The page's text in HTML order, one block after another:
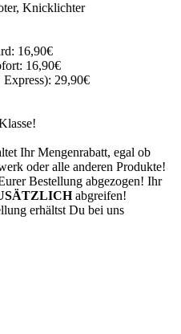
Knicklichter
16,90€
16,90€
29,90€
Ihr Mengenrabatt, egal ob
oder alle anderen Produkte!
Bestellung abgezogen! Ihr
abgreifen!
erhältst Du bei uns